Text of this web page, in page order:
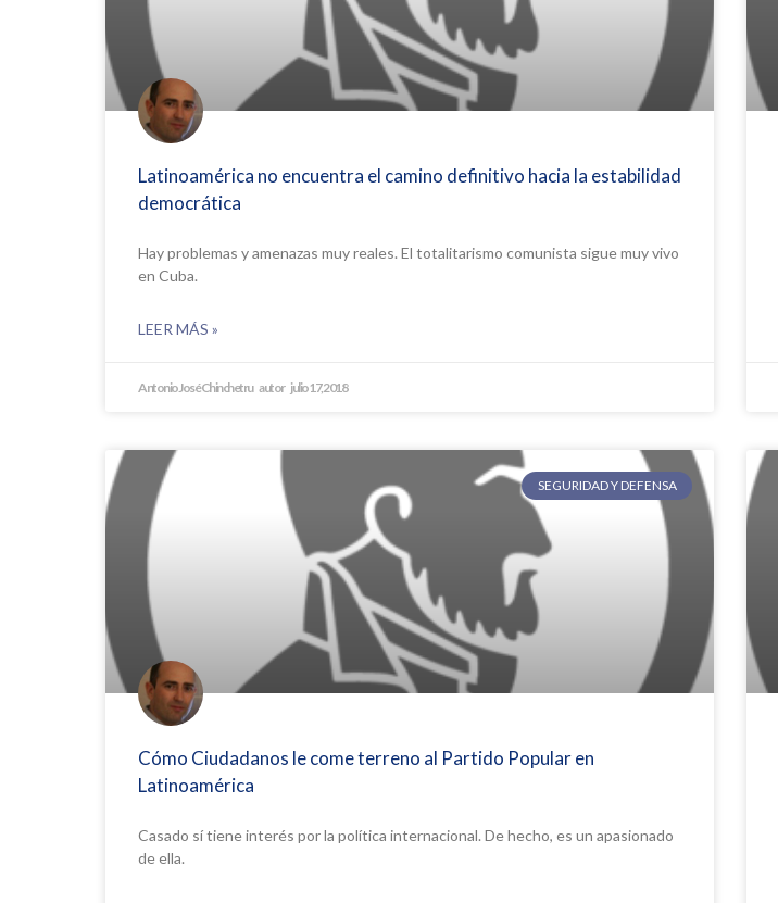
Latinoamérica no encuentra el camino definitivo hacia la estabilidad
democrática
Hay problemas y amenazas muy reales. El totalitarismo comunista sigue muy vivo
en Cuba.
LEER MÁS »
Antonio José Chinchetru julio 17, 2018
SEGURIDAD Y DEFENSA
Cómo Ciudadanos le come terreno al Partido Popular en
Latinoamérica
Casado sí tiene interés por la política internacional. De hecho, es un apasionado
de ella.